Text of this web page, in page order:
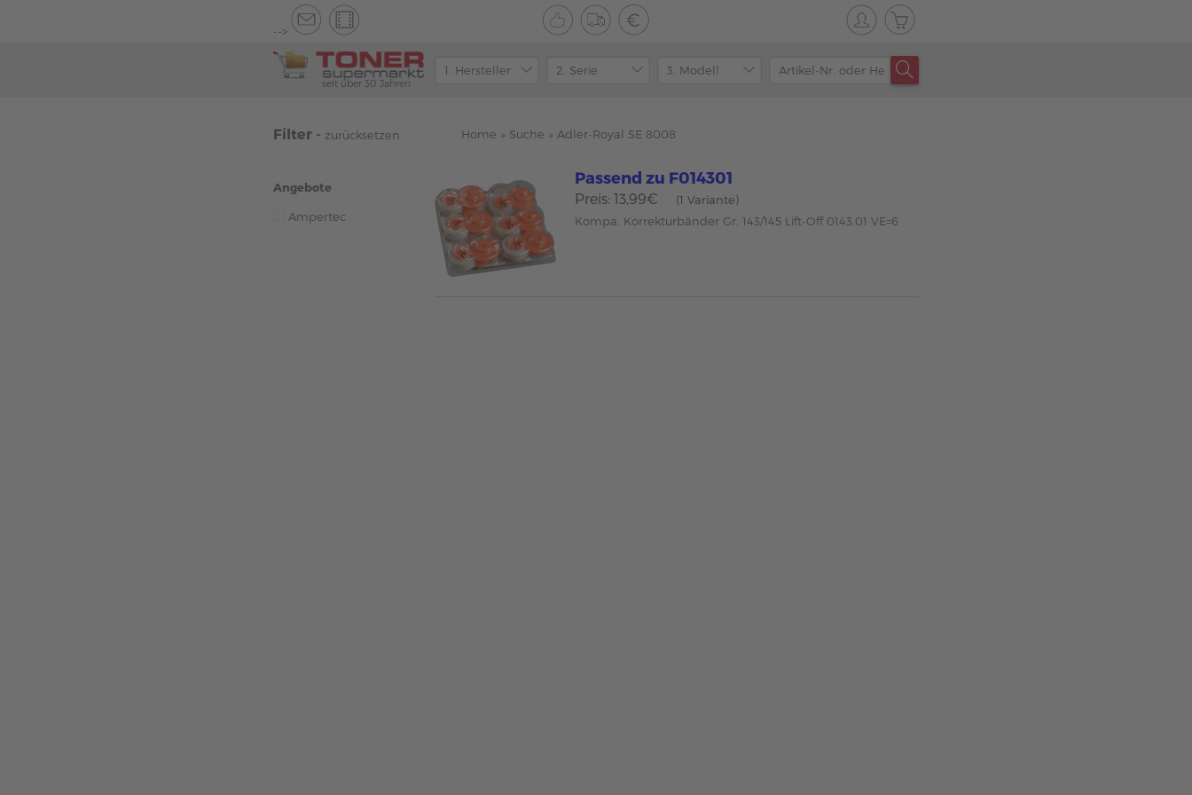
-->
seit über 30 Jahren
Filter - zurücksetzen
Angebote
Ampertec
Home » Suche » Adler-Royal SE 8008
Passend zu F014301
Preis: 13,99€
(1 Variante)
Kompa. Korrekturbänder Gr. 143/145 Lift-Off 0143.01 VE=6